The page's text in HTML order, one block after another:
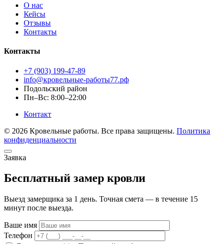
О нас
Кейсы
Отзывы
Контакты
Контакты
+7 (903) 199-47-89
info@кровельные-работы77.рф
Подольский район
Пн–Вс: 8:00–22:00
Контакт
© 2026 Кровельные работы. Все права защищены. Политика
конфиденциальности
Заявка
Бесплатный замер кровли
Выезд замерщика за 1 день. Точная смета — в течение 15
минут после выезда.
Ваше имя
Телефон